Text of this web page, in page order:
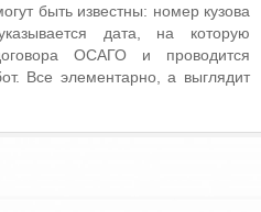
быть известны: номер кузова
дата, на которую
ОСАГО и проводится
Все элементарно, а выглядит